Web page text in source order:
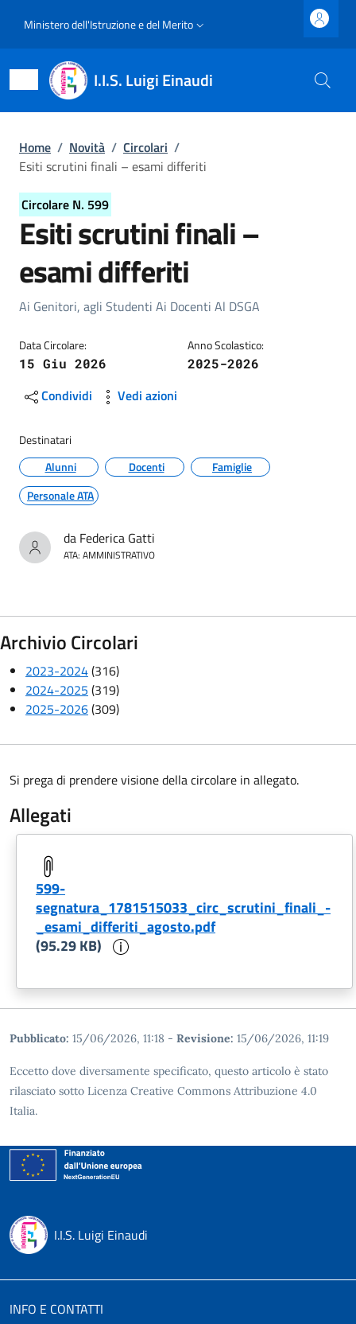
Slim top
Ministero dell'Istruzione e del Merito
I.I.S. Luigi Einaudi
Briciole di pane
Home / Novità / Circolari /
Esiti scrutini finali – esami differiti
Circolare N. 599
Esiti scrutini finali –
esami differiti
Dettagli della circolare
Ai Genitori, agli Studenti Ai Docenti Al DSGA
Data Circolare:
15 Giu 2026
Anno Scolastico:
2025-2026
Condividi Vedi azioni
Destinatari
Alunni
Docenti
Famiglie
Personale ATA
da Federica Gatti
ATA: AMMINISTRATIVO
Archivio Circolari
2023-2024(316)
2024-2025 (319)
2025-2026(309)
Si prega di prendere visione della circolare in allegato.
Allegati
599-
segnatura_1781515033_circ_scrutini_finali_-
_esami_differiti_agosto.pdf
(95.29 KB)
Pubblicato: 15/06/2026, 11:18 - Revisione: 15/06/2026, 11:19
Eccetto dove diversamente specificato, questo articolo è stato
rilasciato sotto Licenza Creative Commons Attribuzione 4.0
Italia.
I.I.S. Luigi Einaudi
INFO E CONTATTI